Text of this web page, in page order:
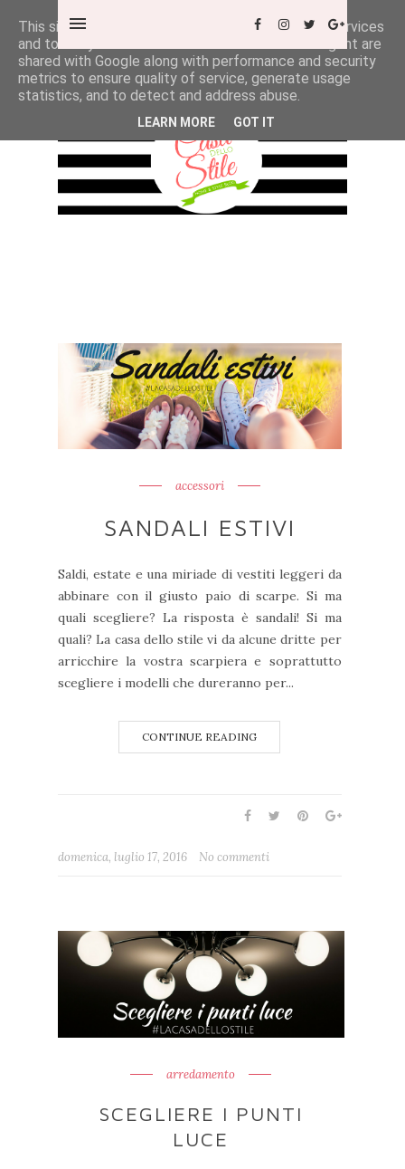
accessori
SANDALI ESTIVI
Saldi, estate e una miriade di vestiti leggeri da
abbinare con il giusto paio di scarpe. Si ma
quali scegliere? La risposta è sandali! Si ma
quali? La casa dello stile vi da alcune dritte per
arricchire la vostra scarpiera e soprattutto
scegliere i modelli che dureranno per...
CONTINUE READING
domenica, luglio 17, 2016 No commenti
arredamento
SCEGLIERE I PUNTI
LUCE
This site uses cookies from Google to deliver its services
and to analyze traffic. Your IP address and user-agent are
shared with Google along with performance and security
metrics to ensure quality of service, generate usage
statistics, and to detect and address abuse.
LEARN MORE GOT IT